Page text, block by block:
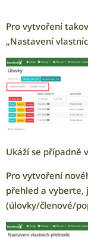
Pro vytvoření
„Nastavení
Ukáží se případně
Pro vytvoření
přehled a vyberte,
(úlovky/členové/